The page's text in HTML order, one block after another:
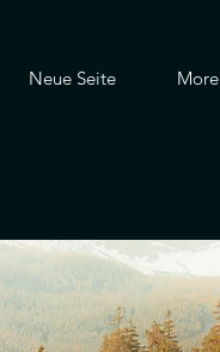
Neue Seite More